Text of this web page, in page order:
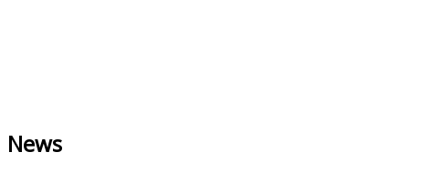
News